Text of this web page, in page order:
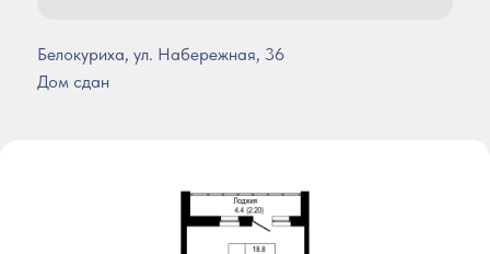
Белокуриха, ул. Набережная, 36
Дом сдан